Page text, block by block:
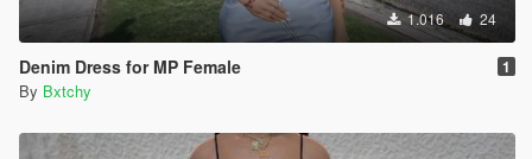
1.016 24
Denim Dress for MP Female 1
By Bxtchy